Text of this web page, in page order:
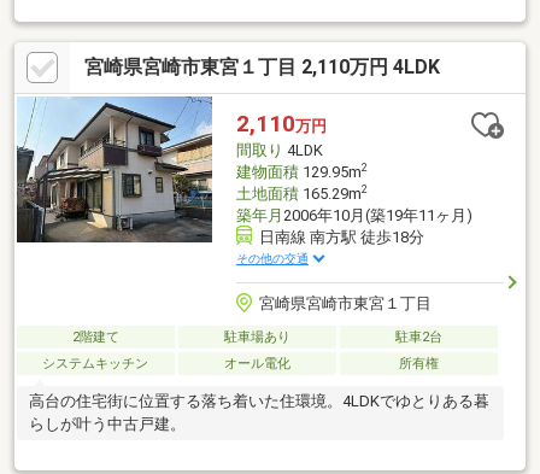
宮崎県宮崎市東宮１丁目 2,110万円 4LDK
2,110万円
間取り 4LDK
建物面積129.95m2
土地面積165.29m2
築年月 2006年10月(築19年11ヶ月)
日南線 南方駅 徒歩18分
その他の交通
宮崎県宮崎市東宮１丁目
2階建て 駐車場あり
駐車2台
システムキッチン
オール電化 所有権
高台の住宅街に位置する落ち着いた住環境。4LDKでゆとりある暮
らしが叶う中古戸建。